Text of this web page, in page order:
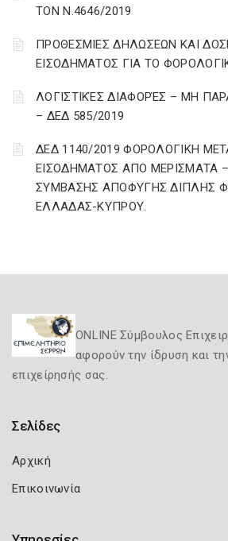
ΤΟΝ Ν.4646/2019
ΠΡΟΘΕΣΜΙΕΣ ΔΗΛΩΣΕΩΝ ΚΑΙ
ΕΙΣΟΔΗΜΑΤΟΣ ΓΙΑ ΤΟ
ΛΟΓΙΣΤΙΚΈΣ ΔΙΑΦΟΡΈΣ – ΜΗ
– ΔΕΔ 585/2019
ΔΕΔ 1140/2019 ΦΟΡΟΛΟΓΙΚΗ
ΕΙΣΟΔΗΜΑΤΟΣ ΑΠΟ ΜΕΡΙΣΜΑΤΑ
ΣΥΜΒΑΣΗΣ ΑΠΟΦΥΓΗΣ ΔΙΠΛΗΣ
ΕΛΛΑΔΑΣ-ΚΥΠΡΟΥ.
ONLINE Σύμβουλος
αφορούν την ίδρυση και
επιχείρησής σας.
Σελίδες
Αρχική
Επικοινωνία